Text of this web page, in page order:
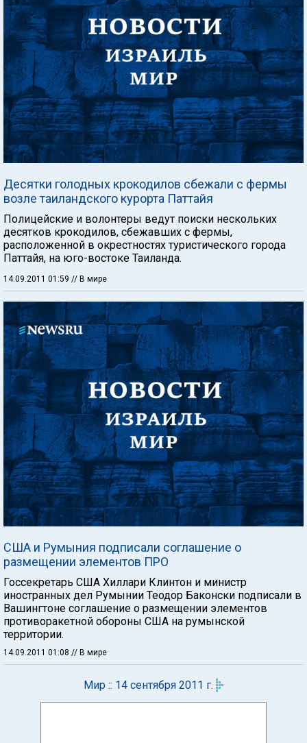
Десятки голодных крокодилов сбежали с фермы
возле таиландского курорта Паттайя
Полицейские и волонтеры ведут поиски нескольких
десятков крокодилов, сбежавших с фермы,
расположенной в окрестностях туристического города
Паттайя, на юго-востоке Таиланда.
14.09.2011 01:59 // В мире
США и Румыния подписали соглашение о
размещении элементов ПРО
Госсекретарь США Хиллари Клинтон и министр
иностранных дел Румынии Теодор Баконски подписали в
Вашингтоне соглашение о размещении элементов
противоракетной обороны США на румынской
территории.
14.09.2011 01:08 // В мире
Мир :: 14 сентября 2011 г.